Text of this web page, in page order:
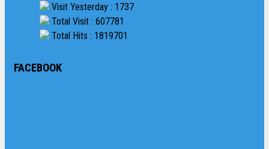
Visit Yesterday : 1737
Total Visit : 607781
Total Hits : 1819701
FACEBOOK